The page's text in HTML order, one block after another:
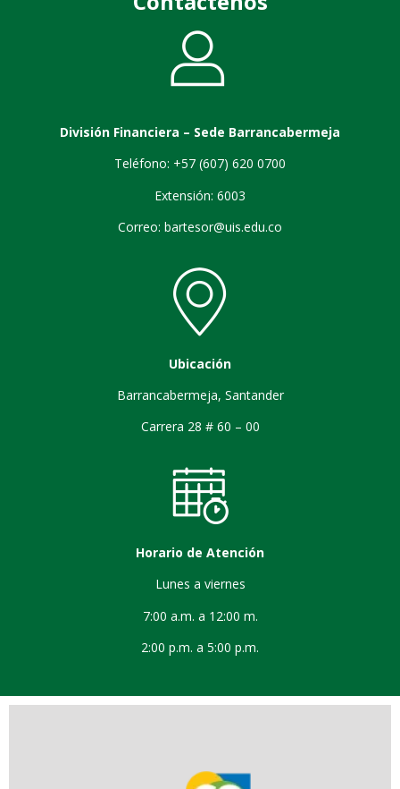
División Financiera – Sede Barrancabermeja
Teléfono: +57 (607) 620 0700
Extensión: 6003
Correo: bartesor@uis.edu.co
Ubicación
Barrancabermeja, Santander
Carrera 28 # 60 – 00
Horario de Atención
Lunes a viernes
7:00 a.m. a 12:00 m.
2:00 p.m. a 5:00 p.m.